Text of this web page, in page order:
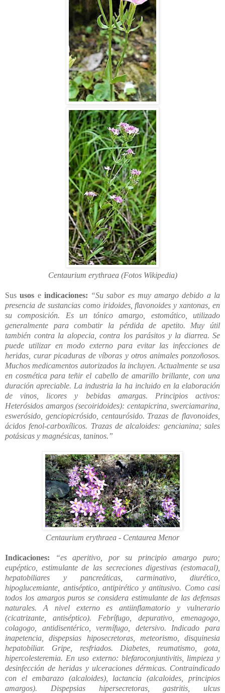
Centaurium erythraea (Fotos Wikipedia)
Sususos e indicaciones: “Su sabor es muy amargo debido a la
presencia de sustancias como iridoides, flavonoides y xantonas, en
su composición. Es un tónico amargo, estomático, utilizado
generalmente para combatir la pérdida de apetito. Muy útil
también contra la alopecia, contra los parásitos y la diarrea. Se
puede utilizar en modo externo para evitar las infecciones de
heridas, curar picaduras de víboras y otros animales ponzoñosos.
Muchos medicamentos autorizados la incluyen. Actualmente se usa
en cosmética para teñir el cabello de amarillo brillante, con una
duración apreciable. La industria la ha incluido en la elaboración
de vinos, licores y bebidas amargas. Principios activos:
Heterósidos amargos (secoiridoides): centapicrina, swerciamarina,
eswerósido, genciopicrósido, centaurósido. Trazas de flavonoides,
ácidos fenol-carboxílicos. Trazas de alcaloides: gencianina; sales
potásicas y magnésicas, taninos.”
Centaurium erythraea - Centaurea Menor
Indicaciones:
“es aperitivo, por su principio amargo puro;
eupéptico, estimulante de las secreciones digestivas (estomacal),
hepatobiliares y pancreáticas, carminativo, diurético,
hipoglucemiante, antiséptico, antipirético y antitusivo. Como casi
todos los amargos puros se considera estimulante de las defensas
naturales. A nivel externo es antiinflamatorio y vulnerario
(cicatrizante, antiséptico). Febrífugo, depurativo, emenagogo,
colagogo, antidisentérico, vermífugo, detersivo. Indicado para
inapetencia, dispepsias hiposecretoras, meteorismo, disquinesia
hepatobiliar. Gripe, resfriados. Diabetes, reumatismo, gota,
hipercolesteremia. En uso externo: blefaroconjuntivitis, limpieza y
desinfección de heridas y ulceraciones dérmicas. Contraindicado
con el embarazo (alcaloides), lactancia (alcaloides, principios
amargos). Dispepsias hipersecretoras, gastritis, ulcus